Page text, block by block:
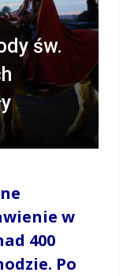
św.
2023 / 19:32 w
400
Po